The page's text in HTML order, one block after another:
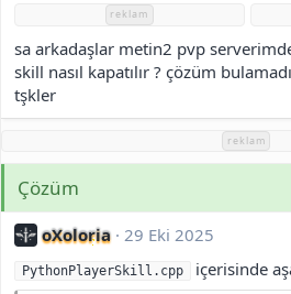
h
reklam
sa arkadaşlar metin2 pvp
skill nasıl kapatılır ? çözüm
tşkler
reklam
Çözüm
oXoloria 29 Eki 2025
PythonPlayerSkill.cpp içerisinde